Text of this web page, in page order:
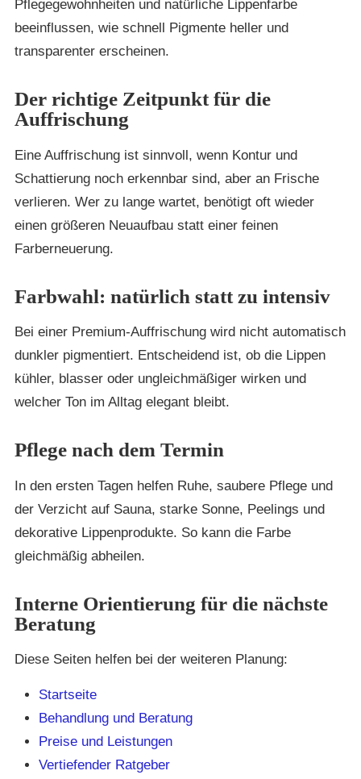
Pflegegewohnheiten und natürliche Lippenfarbe
beeinflussen, wie schnell Pigmente heller und
transparenter erscheinen.
Der richtige Zeitpunkt für die
Auffrischung
Eine Auffrischung ist sinnvoll, wenn Kontur und
Schattierung noch erkennbar sind, aber an Frische
verlieren. Wer zu lange wartet, benötigt oft wieder
einen größeren Neuaufbau statt einer feinen
Farberneuerung.
Farbwahl: natürlich statt zu intensiv
Bei einer Premium-Auffrischung wird nicht automatisch
dunkler pigmentiert. Entscheidend ist, ob die Lippen
kühler, blasser oder ungleichmäßiger wirken und
welcher Ton im Alltag elegant bleibt.
Pflege nach dem Termin
In den ersten Tagen helfen Ruhe, saubere Pflege und
der Verzicht auf Sauna, starke Sonne, Peelings und
dekorative Lippenprodukte. So kann die Farbe
gleichmäßig abheilen.
Interne Orientierung für die nächste
Beratung
Diese Seiten helfen bei der weiteren Planung:
Startseite
Behandlung und Beratung
Preise und Leistungen
Vertiefender Ratgeber